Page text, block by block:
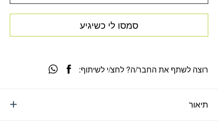
סמסו לי כשיגיע
תיאור
רוצה לשתף את החבר/ה? לחצ/י לשיתוף: